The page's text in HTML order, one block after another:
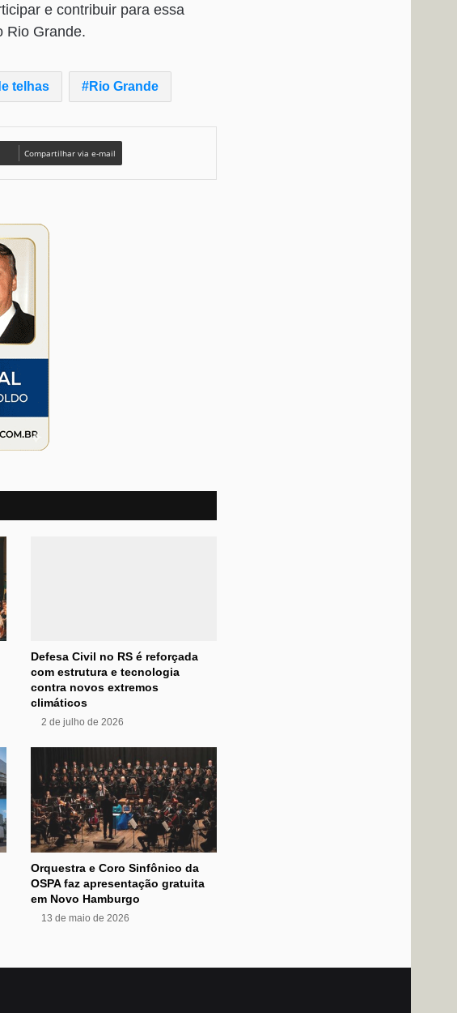
e contribuir para essa
Rio Grande.
telhas Rio Grande
Compartilhar via e-mail
Defesa Civil no RS é reforçada
com estrutura e tecnologia
contra novos extremos
climáticos
2 de julho de 2026
Orquestra e Coro Sinfônico da
OSPA faz apresentação gratuita
em Novo Hamburgo
13 de maio de 2026